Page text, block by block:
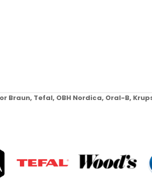
Braun, Tefal, OBH Nordica, Oral-B,